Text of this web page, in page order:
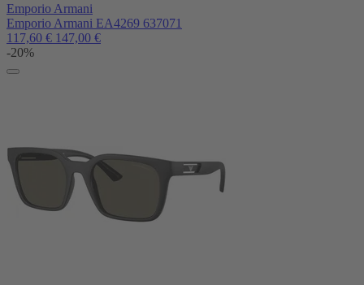
Emporio Armani
Emporio Armani EA4269 637071
117,60 € 147,00 €
-20%